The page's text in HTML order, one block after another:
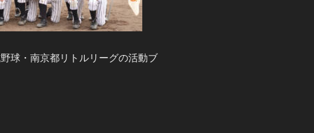
球・南京都リトルリーグの活動ブ